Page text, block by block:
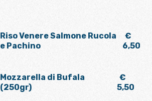
Riso Venere Salmone Rucola
e Pachino
€
6,50
Mozzarella di Bufala
(250gr)
€
5,50